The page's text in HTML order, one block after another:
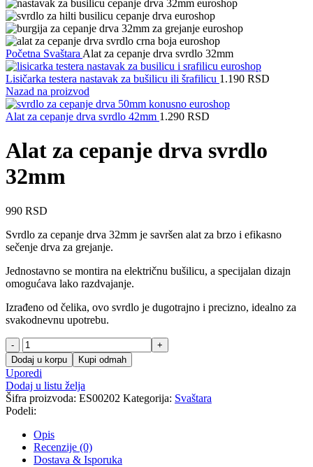
Početna Svaštara Alat za cepanje drva svrdlo 32mm
Lisičarka testera nastavak za bušilicu ili šrafilicu 1.190 RSD
Nazad na proizvod
Alat za cepanje drva svrdlo 42mm 1.290 RSD
Alat za cepanje drva svrdlo
32mm
990 RSD
Svrdlo za cepanje drva 32mm je savršen alat za brzo i efikasno
sečenje drva za grejanje.
Jednostavno se montira na električnu bušilicu, a specijalan dizajn
omogućava lako razdvajanje.
Izrađeno od čelika, ovo svrdlo je dugotrajno i precizno, idealno za
svakodnevnu upotrebu.
Alat
za
cepanje
drva
svrdlo
32mm
količina
Dodaj u korpu Kupi odmah
Uporedi
Dodaj u listu želja
Šifra proizvoda: ES00202 Kategorija: Svaštara
Podeli:
Opis
Recenzije (0)
Dostava & Isporuka